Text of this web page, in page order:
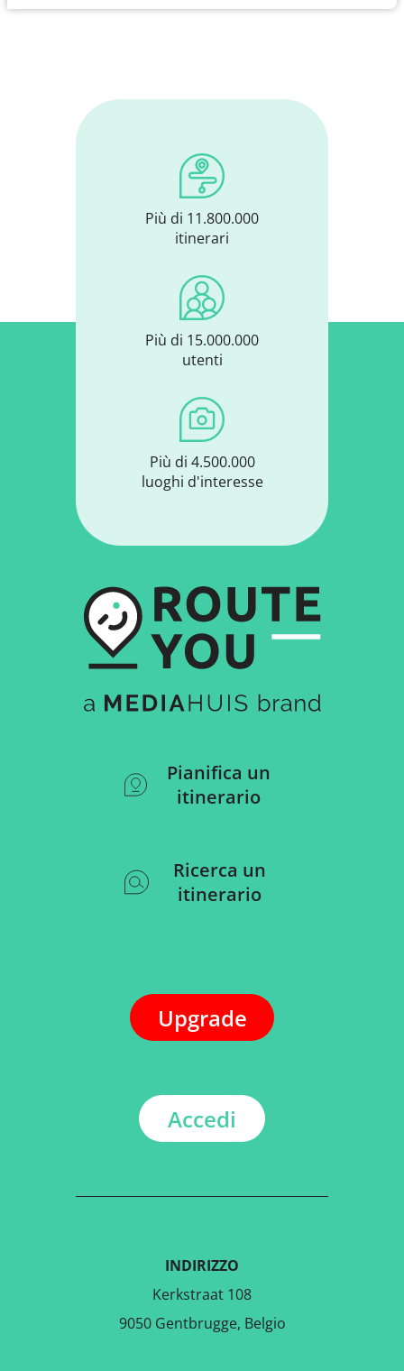
Più di 11.800.000
itinerari
Più di 15.000.000
utenti
Più di 4.500.000
luoghi d'interesse
Pianifica un
itinerario
Ricerca un
itinerario
Upgrade
Accedi
INDIRIZZO
Kerkstraat 108
9050 Gentbrugge, Belgio